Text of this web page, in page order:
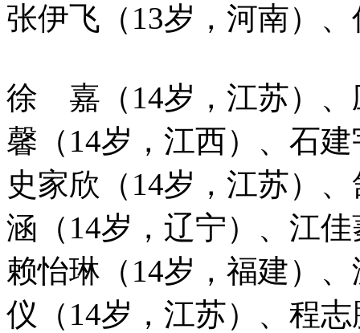
张伊飞（13岁，河南）
徐 嘉（14岁，江苏）
馨（14岁，江西）、石
史家欣（14岁，江苏）
涵（14岁，辽宁）、江
赖怡琳（14岁，福建）
仪（14岁，江苏）、程